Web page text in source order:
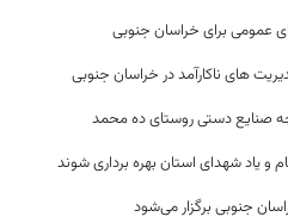
های ناکارآمد در خراسان جنوبی
صنایع دستی روستای ده محمد
و یاد شهدای استان بهره برداری شوند
جنوبی برگزار می‌شود